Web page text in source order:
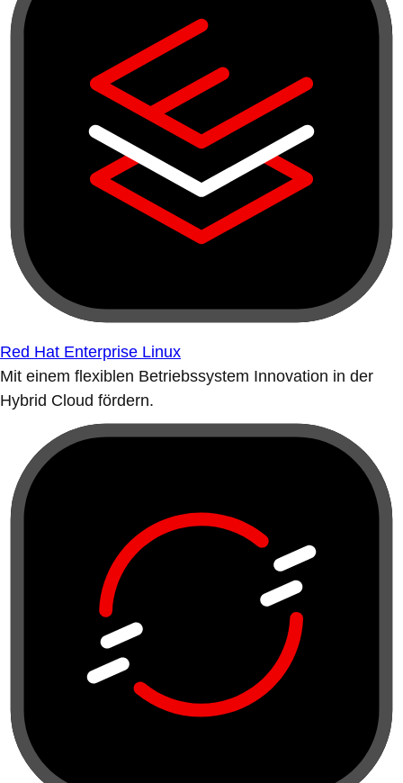
Red Hat Enterprise Linux
Mit einem flexiblen Betriebssystem Innovation in der
Hybrid Cloud fördern.